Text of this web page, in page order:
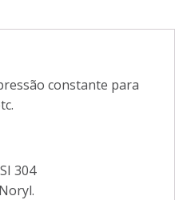
constante para
304